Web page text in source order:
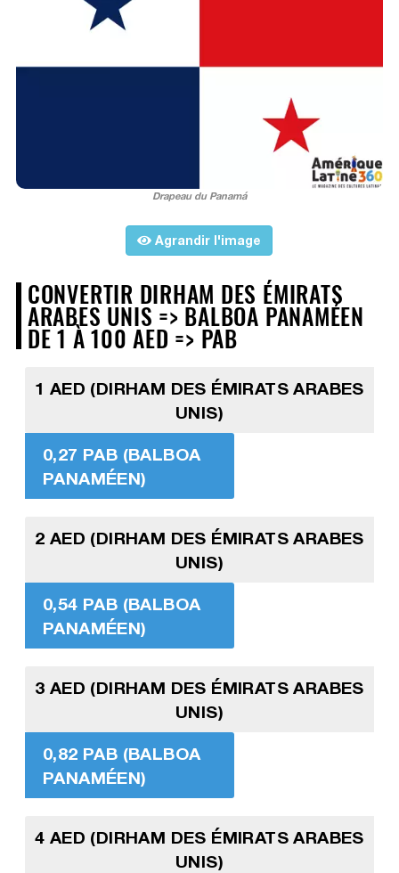
Drapeau du Panamá
Agrandir l'image
CONVERTIR DIRHAM DES ÉMIRATS
ARABES UNIS => BALBOA PANAMÉEN
DE 1 À 100 AED => PAB
1 AED (DIRHAM DES ÉMIRATS ARABES
UNIS)
0,27 PAB (BALBOA
PANAMÉEN)
2 AED (DIRHAM DES ÉMIRATS ARABES
UNIS)
0,54 PAB (BALBOA
PANAMÉEN)
3 AED (DIRHAM DES ÉMIRATS ARABES
UNIS)
0,82 PAB (BALBOA
PANAMÉEN)
4 AED (DIRHAM DES ÉMIRATS ARABES
UNIS)